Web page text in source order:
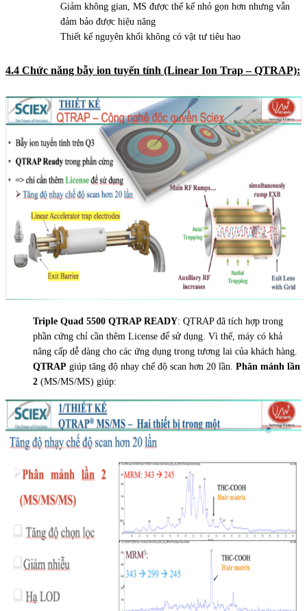
Giảm không gian, MS được thế kế nhỏ gọn hơn nhưng vẫn
đảm bảo được hiệu năng
Thiết kế nguyên khối không có vật tư tiêu hao
4.4 Chức năng bẫy ion tuyến tính (Linear Ion Trap – QTRAP):
Triple Quad 5500 QTRAP READY: QTRAP đã tích hợp trong
phần cứng chỉ cần thêm License để sử dụng. Vì thế, máy có khả
nâng cấp dễ dàng cho các ứng dụng trong tương lai của khách hàng.
QTRAP giúp tăng độ nhạy chế độ scan hơn 20 lần. Phân mảnh lần
2 (MS/MS/MS) giúp: